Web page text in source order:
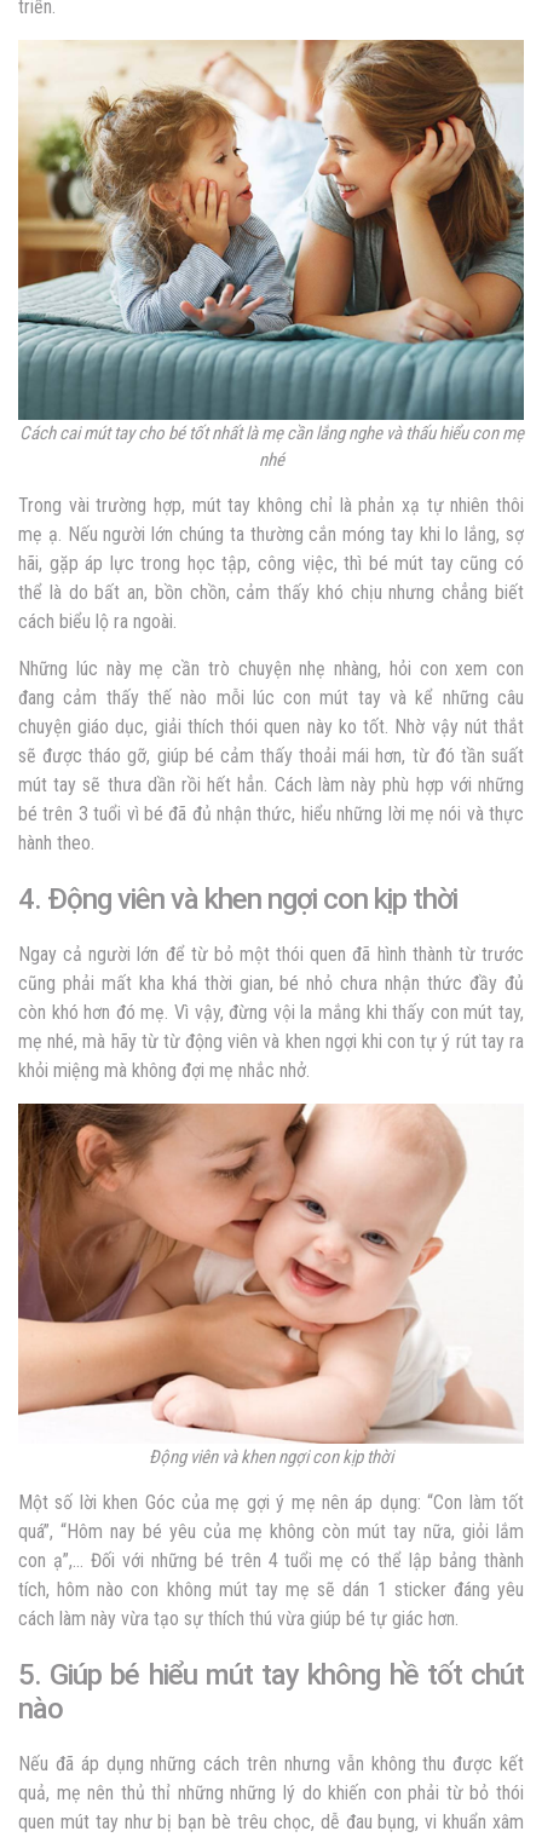
triển.
Cách cai mút tay cho bé tốt nhất là mẹ cần lắng nghe và thấu hiểu con mẹ
nhé
Trong vài trường hợp, mút tay không chỉ là phản xạ tự nhiên thôi
mẹ ạ. Nếu người lớn chúng ta thường cắn móng tay khi lo lắng, sợ
hãi, gặp áp lực trong học tập, công việc, thì bé mút tay cũng có
thể là do bất an, bồn chồn, cảm thấy khó chịu nhưng chẳng biết
cách biểu lộ ra ngoài.
Những lúc này mẹ cần trò chuyện nhẹ nhàng, hỏi con xem con
đang cảm thấy thế nào mỗi lúc con mút tay và kể những câu
chuyện giáo dục, giải thích thói quen này ko tốt. Nhờ vậy nút thắt
sẽ được tháo gỡ, giúp bé cảm thấy thoải mái hơn, từ đó tần suất
mút tay sẽ thưa dần rồi hết hẳn. Cách làm này phù hợp với những
bé trên 3 tuổi vì bé đã đủ nhận thức, hiểu những lời mẹ nói và thực
hành theo.
4. Động viên và khen ngợi con kịp thời
Ngay cả người lớn để từ bỏ một thói quen đã hình thành từ trước
cũng phải mất kha khá thời gian, bé nhỏ chưa nhận thức đầy đủ
còn khó hơn đó mẹ. Vì vậy, đừng vội la mắng khi thấy con mút tay,
mẹ nhé, mà hãy từ từ động viên và khen ngợi khi con tự ý rút tay ra
khỏi miệng mà không đợi mẹ nhắc nhở.
Động viên và khen ngợi con kịp thời
Một số lời khen Góc của mẹ gợi ý mẹ nên áp dụng: “Con làm tốt
quá”, “Hôm nay bé yêu của mẹ không còn mút tay nữa, giỏi lắm
con ạ”,… Đối với những bé trên 4 tuổi mẹ có thể lập bảng thành
tích, hôm nào con không mút tay mẹ sẽ dán 1 sticker đáng yêu
cách làm này vừa tạo sự thích thú vừa giúp bé tự giác hơn.
5. Giúp bé hiểu mút tay không hề tốt chút
nào
Nếu đã áp dụng những cách trên nhưng vẫn không thu được kết
quả, mẹ nên thủ thỉ những những lý do khiến con phải từ bỏ thói
quen mút tay như bị bạn bè trêu chọc, dễ đau bụng, vi khuẩn xâm